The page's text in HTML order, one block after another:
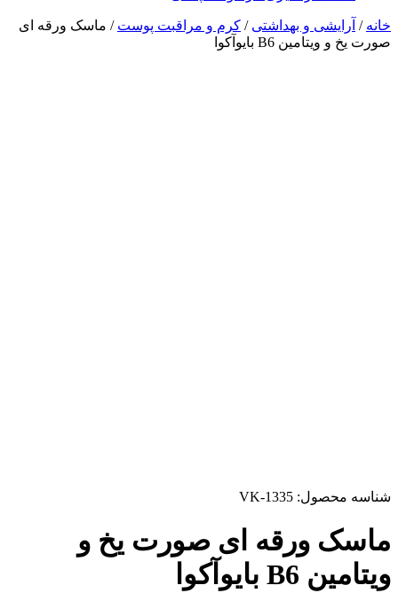
خانه / آرایشی و بهداشتی / کرم و مراقبت پوست / ماسک ورقه ای
صورت یخ و ویتامین B6 بایوآکوا
شناسه محصول: VK-1335
ماسک ورقه ای صورت یخ و
ویتامین B6 بایوآکوا